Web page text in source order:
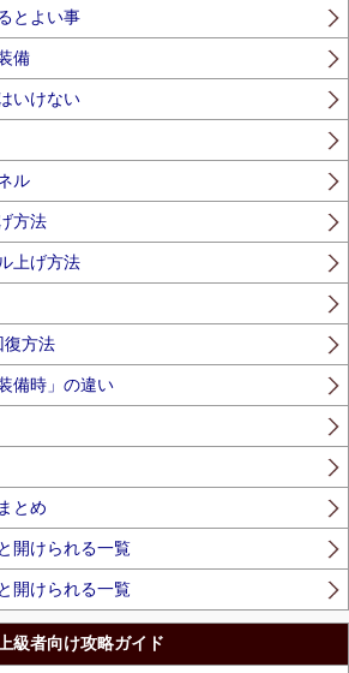
とよい事
備
いけない
ル
方法
上げ方法
復方法
備時」の違い
とめ
開けられる一覧
開けられる一覧
上級者向け攻略ガイド